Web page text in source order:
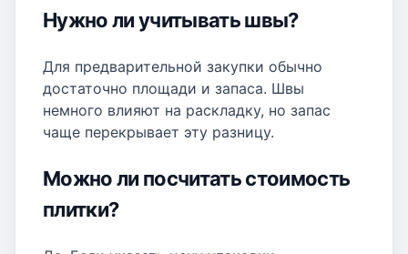
Нужно ли учитывать швы?
Для предварительной закупки обычно
достаточно площади и запаса. Швы
немного влияют на раскладку, но запас
чаще перекрывает эту разницу.
Можно ли посчитать стоимость
плитки?